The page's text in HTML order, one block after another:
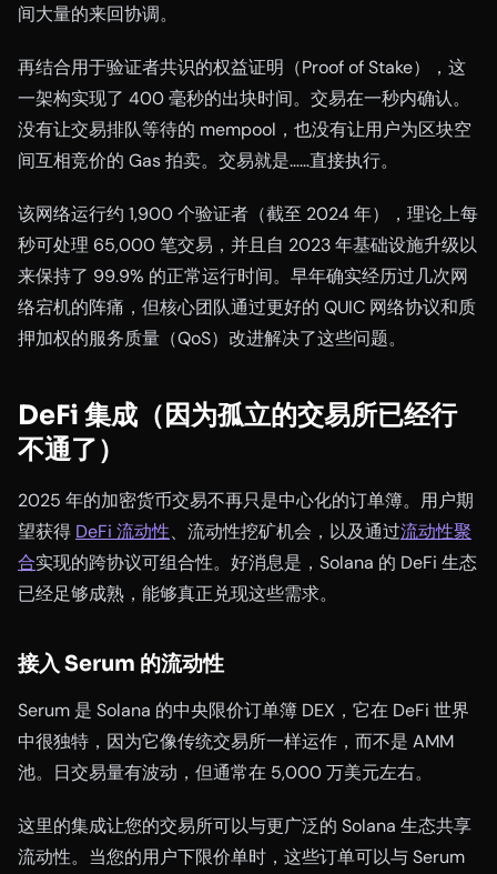
间大量的来回协调。
再结合用于验证者共识的权益证明（Proof of Stake），这
一架构实现了 400 毫秒的出块时间。交易在一秒内确认。
没有让交易排队等待的 mempool，也没有让用户为区块空
间互相竞价的 Gas 拍卖。交易就是……直接执行。
该网络运行约 1,900 个验证者（截至 2024 年），理论上每
秒可处理 65,000 笔交易，并且自 2023 年基础设施升级以
来保持了 99.9% 的正常运行时间。早年确实经历过几次网
络宕机的阵痛，但核心团队通过更好的 QUIC 网络协议和质
押加权的服务质量（QoS）改进解决了这些问题。
DeFi 集成（因为孤立的交易所已经行
不通了）
2025 年的加密货币交易不再只是中心化的订单簿。用户期
望获得 DeFi 流动性、流动性挖矿机会，以及通过流动性聚
合实现的跨协议可组合性。好消息是，Solana 的 DeFi 生态
已经足够成熟，能够真正兑现这些需求。
接入 Serum 的流动性
Serum 是 Solana 的中央限价订单簿 DEX，它在 DeFi 世界
中很独特，因为它像传统交易所一样运作，而不是 AMM
池。日交易量有波动，但通常在 5,000 万美元左右。
这里的集成让您的交易所可以与更广泛的 Solana 生态共享
流动性。当您的用户下限价单时，这些订单可以与 Serum